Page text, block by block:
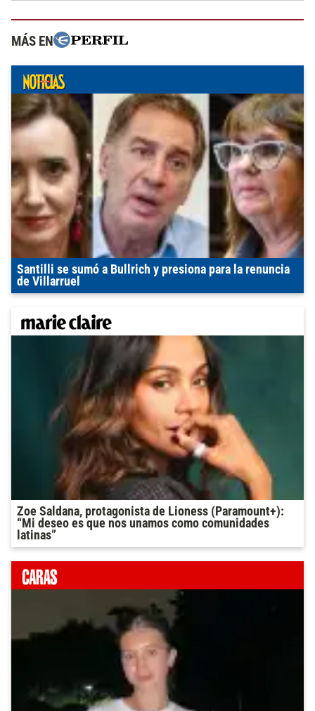
MÁS EN
Santilli se sumó a Bullrich y presiona para la renuncia
de Villarruel
Zoe Saldana, protagonista de Lioness (Paramount+):
“Mi deseo es que nos unamos como comunidades
latinas”